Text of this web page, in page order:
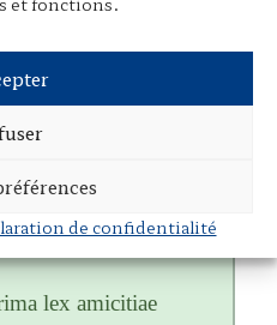
de confidentialité
potest,
conciliavit ipsa
res est et
lex amicitiae